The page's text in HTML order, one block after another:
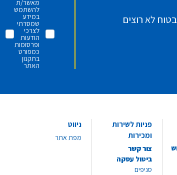
לא רוצים
מאשר/ת
להשתמש
במידע
שמסרתי
לצרכי
הודעות
ופרסומות
כמפורט
בתקנון
האתר
פניות לשירות
ומכירות
צור קשר
ביטול עסקה
סניפים
ניווט
מפת אתר